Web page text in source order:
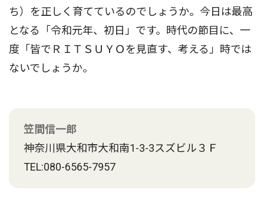
ち）を正しく育てているのでしょうか。今日は最高
となる「令和元年、初日」です。時代の節目に、一
度「皆でＲＩＴＳＵＹＯを見直す、考える」時では
ないでしょうか。
笠間信一郎
神奈川県大和市大和南1-3-3スズビル３Ｆ
TEL:080-6565-7957